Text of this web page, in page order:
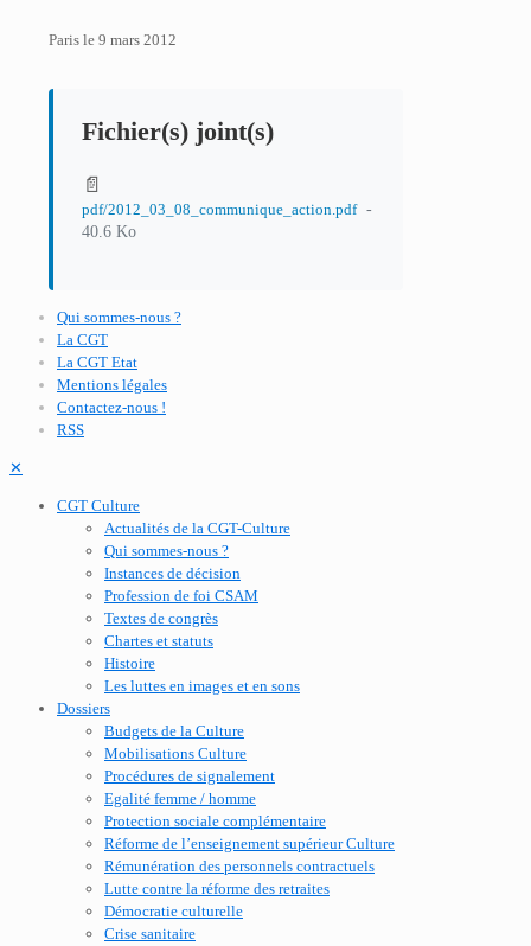
Paris le 9 mars 2012
Fichier(s) joint(s)
📄
pdf/2012_03_08_communique_action.pdf -
40.6 Ko
Qui sommes-nous ?
La CGT
La CGT Etat
Mentions légales
Contactez-nous !
RSS
✕
CGT Culture
Actualités de la CGT-Culture
Qui sommes-nous ?
Instances de décision
Profession de foi CSAM
Textes de congrès
Chartes et statuts
Histoire
Les luttes en images et en sons
Dossiers
Budgets de la Culture
Mobilisations Culture
Procédures de signalement
Egalité femme / homme
Protection sociale complémentaire
Réforme de l’enseignement supérieur Culture
Rémunération des personnels contractuels
Lutte contre la réforme des retraites
Démocratie culturelle
Crise sanitaire